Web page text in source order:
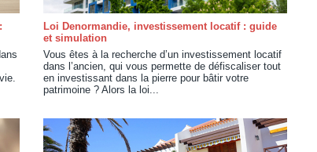
Loi Denormandie, investissement locatif : guide
et simulation
Vous êtes à la recherche d’un investissement locatif
dans l’ancien, qui vous permette de défiscaliser tout
en investissant dans la pierre pour bâtir votre
patrimoine ? Alors la loi...